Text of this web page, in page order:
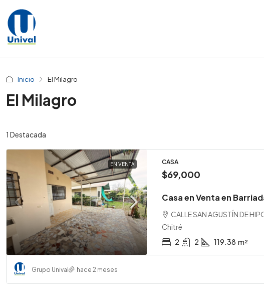
Inicio El Milagro
El Milagro
1 Destacada
EN VENTA CASA
$69,000
Casa en Venta en
CALLE SAN AGUSTÍN DE
Chitré
2
2 119.38 m²
Grupo Unival hace 2 meses